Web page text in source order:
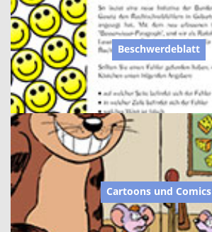
Beschwerdeblatt
Cartoons und Comics